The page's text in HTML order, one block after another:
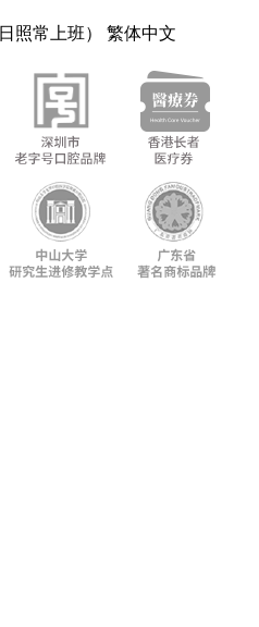
照常上班） 繁体中文